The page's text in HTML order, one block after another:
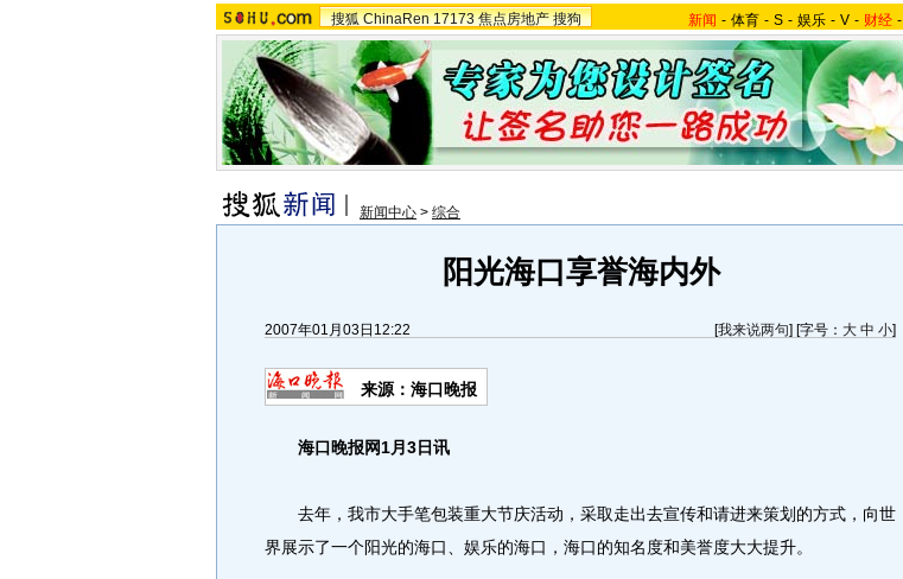
搜狐 ChinaRen 17173 焦点房地产 搜狗 新闻 - 体育 - S - 娱乐 - V - 财经 -
新闻中心 > 综合
阳光海口享誉海内外
2007年01月03日12:22 [我来说两句] [字号： 大 中 小]
来源：海口晚报
海口晚报网1月3日讯
去年，我市大手笔包装重大节庆活动，采取走出去宣传和请进来策划的方式，向世
界展示了一个阳光的海口、娱乐的海口，海口的知名度和美誉度大大提升。